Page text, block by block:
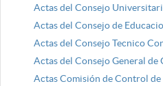
Actas del Consejo
Actas del Consejo de
Actas del Consejo Tecnico
Actas del Consejo General
Actas Comisión de Control de